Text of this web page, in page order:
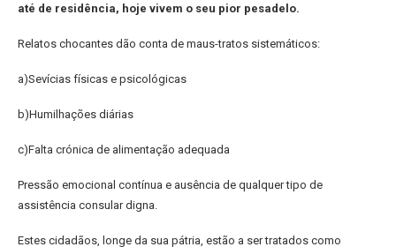
até de residência, hoje vivem o seu pior pesadelo.
Relatos chocantes dão conta de maus-tratos sistemáticos:
a)Sevícias físicas e psicológicas
b)Humilhações diárias
c)Falta crónica de alimentação adequada
Pressão emocional contínua e ausência de qualquer tipo de
assistência consular digna.
Estes cidadãos, longe da sua pátria, estão a ser tratados como